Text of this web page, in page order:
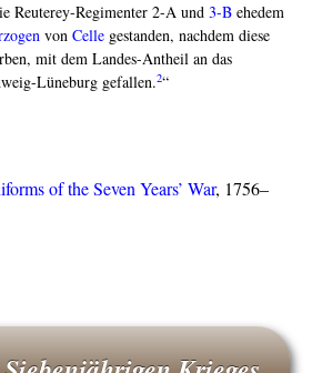
Reuterey-Regimenter 2-A und 3-Behedem
von Cellegestanden, nachdem diese
mit dem Landes-Antheil an das
Lüneburg gefallen.2“
of the Seven Years’ War, 1756–